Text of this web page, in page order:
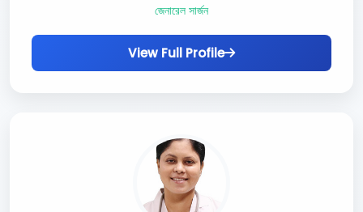
জেনারেল সার্জন
View Full Profile